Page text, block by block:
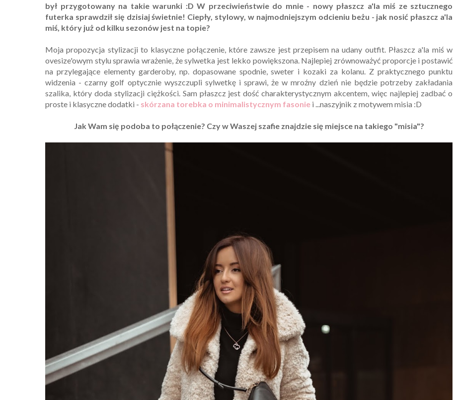
był przygotowany na takie warunki :D W przeciwieństwie do mnie - nowy płaszcz a'la miś ze sztucznego
futerka sprawdził się dzisiaj świetnie! Ciepły, stylowy, w najmodniejszym odcieniu beżu - jak nosić płaszcz a'la
miś, który już od kilku sezonów jest na topie?
Moja propozycja stylizacji to klasyczne połączenie, które zawsze jest przepisem na udany outfit. Płaszcz a'la miś w
ovesize'owym stylu sprawia wrażenie, że sylwetka jest lekko powiększona. Najlepiej zrównoważyć proporcje i postawić
na przylegające elementy garderoby, np. dopasowane spodnie, sweter i kozaki za kolanu. Z praktycznego punktu
widzenia - czarny golf optycznie wyszczupli sylwetkę i sprawi, że w mroźny dzień nie będzie potrzeby zakładania
szalika, który doda stylizacji ciężkości. Sam płaszcz jest dość charakterystycznym akcentem, więc najlepiej zadbać o
proste i klasyczne dodatki - skórzana torebka o minimalistycznym fasonie i ...naszyjnik z motywem misia :D
Jak Wam się podoba to połączenie? Czy w Waszej szafie znajdzie się miejsce na takiego "misia"?